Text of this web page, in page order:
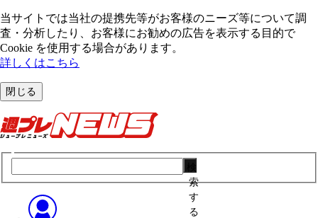
当サイトでは当社の提携先等がお客様のニーズ等について調
査・分析したり、お客様にお勧めの広告を表⽰する⽬的で
Cookie を使⽤する場合があります。
詳しくはこちら
閉じる
索
す
る